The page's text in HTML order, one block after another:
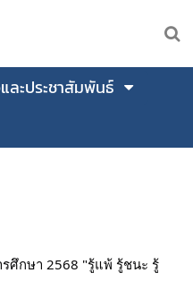
ละประชาสัมพันธ์
รศึกษา 2568 "รู้แพ้ รู้ชนะ รู้